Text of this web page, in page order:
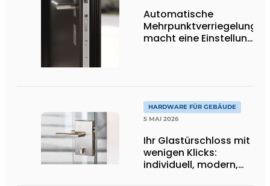
Automatische
Mehrpunktverriegelung
macht eine Einstellung
HARDWARE FÜR GEBÄUDE
5 MAI 2026
Ihr Glastürschloss mit
wenigen Klicks:
individuell, modern,